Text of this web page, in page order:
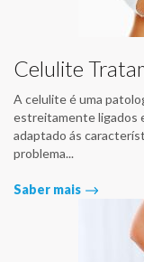
Celulite
A celulite é uma
estreitamente ligados
adaptado ás
problema...
Saber mais